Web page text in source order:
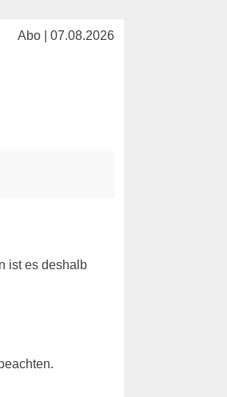
Abo | 07.08.2026
ist es deshalb